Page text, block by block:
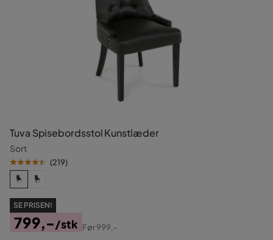
Tuva Spisebordsstol Kunstlæder
Sort
(219)
SE PRISEN!
799,-/stk Før999,-